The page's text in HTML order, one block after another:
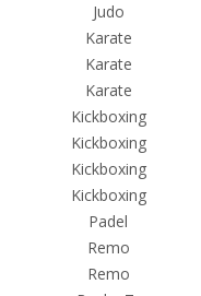
Judo
Karate
Karate
Karate
Kickboxing
Kickboxing
Kickboxing
Kickboxing
Padel
Remo
Remo